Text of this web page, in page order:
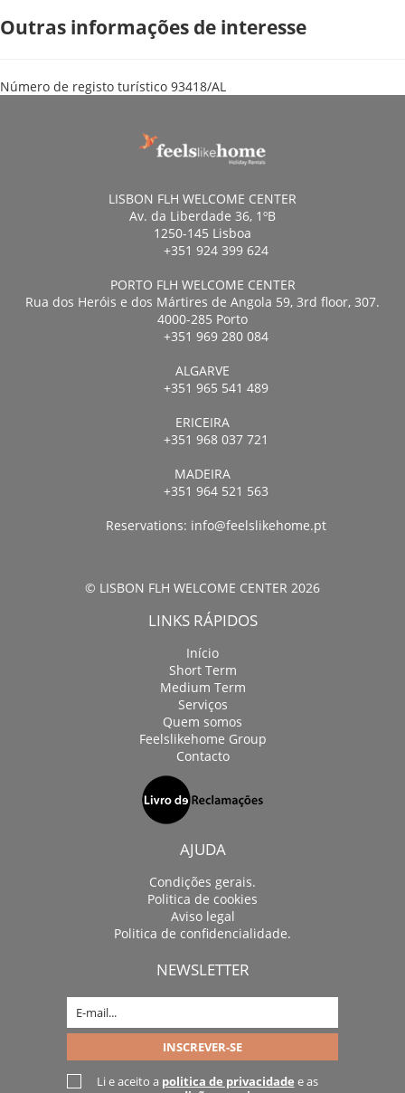
Outras informações de interesse
Número de registo turístico 93418/AL
LISBON FLH WELCOME CENTER
Av. da Liberdade 36, 1ºB
1250-145 Lisboa
+351 924 399 624
PORTO FLH WELCOME CENTER
Rua dos Heróis e dos Mártires de Angola 59, 3rd floor, 307.
4000-285 Porto
+351 969 280 084
ALGARVE
+351 965 541 489
ERICEIRA
+351 968 037 721
MADEIRA
+351 964 521 563
Reservations: info@feelslikehome.pt
© LISBON FLH WELCOME CENTER 2026
LINKS RÁPIDOS
Início
Short Term
Medium Term
Serviços
Quem somos
Feelslikehome Group
Contacto
AJUDA
Condições gerais.
Politica de cookies
Aviso legal
Politica de confidencialidade.
NEWSLETTER
Li e aceito a politica de privacidade e as